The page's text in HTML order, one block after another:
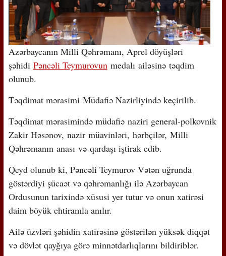
Azərbaycanın Milli Qəhrəmanı, Aprel döyüşləri
şəhidi Pəncəli Teymurovunmedalı ailəsinə təqdim
olunub.
Təqdimat mərasimi Müdafiə Nazirliyində keçirilib.
Təqdimat mərasimində müdafiə naziri general-polkovnik
Zakir Həsənov, nazir müavinləri, hərbçilər, Milli
Qəhrəmanın anası və qardaşı iştirak edib.
Qeyd olunub ki, Pəncəli Teymurov Vətən uğrunda
göstərdiyi şücaət və qəhrəmanlığı ilə Azərbaycan
Ordusunun tarixində xüsusi yer tutur və onun xatirəsi
daim böyük ehtiramla anılır.
Ailə üzvləri şəhidin xatirəsinə göstərilən yüksək diqqət
və dövlət qayğıya görə minnətdarlıqlarını bildiriblər.